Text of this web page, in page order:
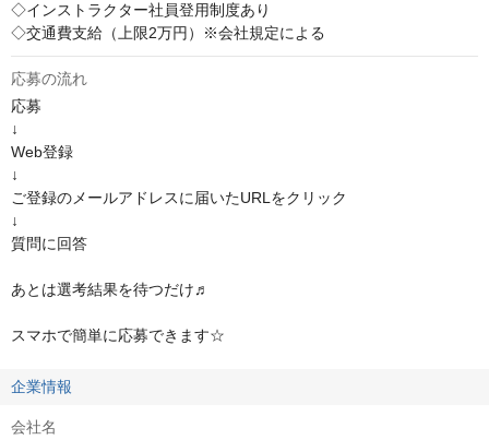
◇インストラクター社員登用制度あり
◇交通費支給（上限2万円）※会社規定による
応募の流れ
応募
↓
Web登録
↓
ご登録のメールアドレスに届いたURLをクリック
↓
質問に回答
あとは選考結果を待つだけ♬
スマホで簡単に応募できます☆
企業情報
会社名